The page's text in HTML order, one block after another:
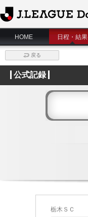
J.League Data Site
HOME
日程・結果
戻る
公式記録
栃木ＳＣ